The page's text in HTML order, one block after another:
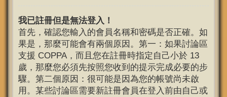
我已註冊但是無法登入！
首先，確認您輸入的會員名稱和密碼是否正確。如
果是，那麼可能會有兩個原因。第一：如果討論區
支援 COPPA，而且您在註冊時指定自己小於 13
歲，那麼您必須先按照您收到的提示完成必要的步
驟。第二個原因：很可能是因為您的帳號尚未啟
用。某些討論區需要新註冊會員在登入前由自己或